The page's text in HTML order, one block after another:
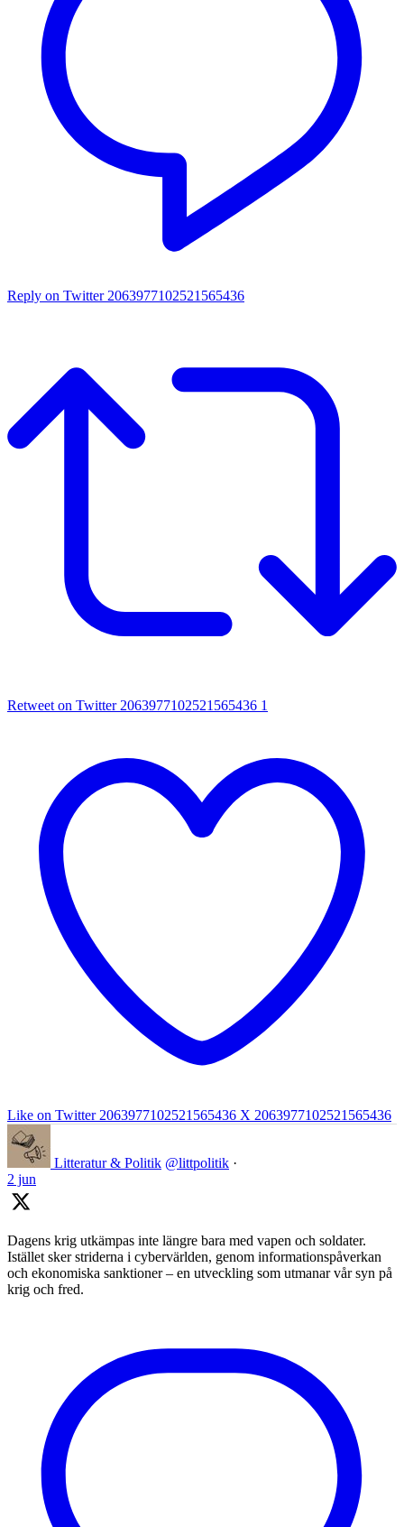
Reply on Twitter 2063977102521565436
Retweet on Twitter 2063977102521565436 1
Like on Twitter 2063977102521565436 X 2063977102521565436
Litteratur & Politik @littpolitik ·
2 jun
Dagens krig utkämpas inte längre bara med vapen och soldater.
Istället sker striderna i cybervärlden, genom informationspåverkan
och ekonomiska sanktioner – en utveckling som utmanar vår syn på
krig och fred.